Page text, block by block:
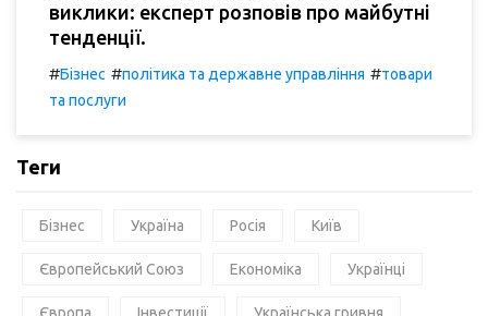
виклики: експерт розповів про майбутні
тенденції.
#Бізнес #політика та державне управління #товари
та послуги
Теги
Бізнес Україна Росія Київ
Європейський Союз Економіка Українці